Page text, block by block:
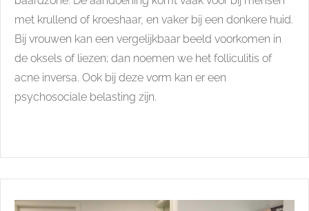
met krullend of kroeshaar, en vaker bij een donkere huid.
Bij vrouwen kan een vergelijkbaar beeld voorkomen in
de oksels of liezen; dan noemen we het folliculitis of
acne inversa. Ook bij deze vorm kan er een
psychosociale belasting zijn.